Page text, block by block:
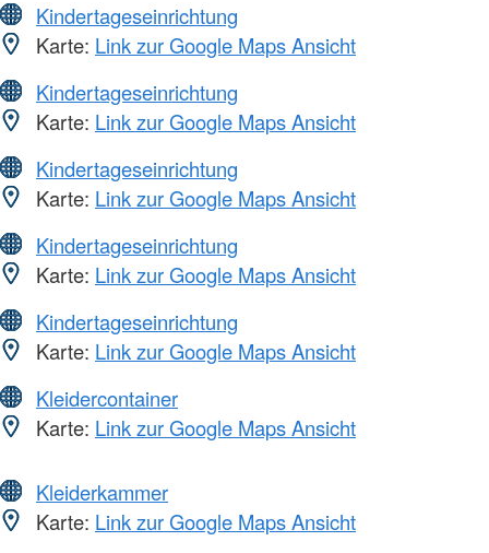
Kindertageseinrichtung
Karte: Link zur Google Maps Ansicht
Kindertageseinrichtung
Karte: Link zur Google Maps Ansicht
Kindertageseinrichtung
Karte: Link zur Google Maps Ansicht
Kindertageseinrichtung
Karte: Link zur Google Maps Ansicht
Kindertageseinrichtung
Karte: Link zur Google Maps Ansicht
Kleidercontainer
Karte: Link zur Google Maps Ansicht
Kleiderkammer
Karte: Link zur Google Maps Ansicht